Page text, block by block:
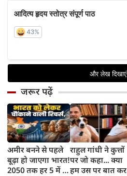
जरूर पढ़ें
अमीर बनने से पहले
बूढ़ा हो जाएगा भारत!
2050 तक हर 5 में 1
राहुल गांधी ने कुत्तों
पर जो कहा... क्या
हम उस पर बात कर